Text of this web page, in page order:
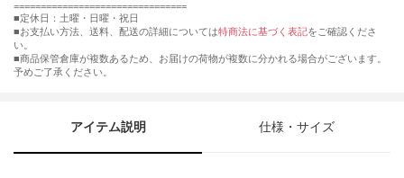
================================
■定休日：土曜・日曜・祝日
■お支払い方法、送料、配送の詳細については特商法に基づく表記をご確認くださ
い。
■商品保管倉庫が複数あるため、お届けの荷物が複数に分かれる場合がございます。
予めご了承ください。
アイテム説明 仕様・サイズ